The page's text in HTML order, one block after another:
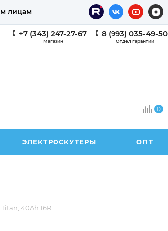
лицам
+7 (343) 247-27-67
Магазин
8 (993) 035-49-50
Отдел гарантии
0
ЭЛЕКТРОСКУТЕРЫ ОПТ
40Ah 16R